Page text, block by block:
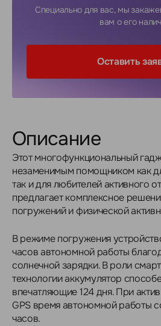
Специально для вас, мы
вам о его
Оставить
Описание
Этот многофункциональный
незаменимым помощником как
так и для любителей активного
предлагает комплексное
погружений и физической
В режиме погружения
часов автономной работы
солнечной зарядки. В роли
технологии аккумулятор
впечатляющие 124 дня. При
GPS время автономной работы
часов.